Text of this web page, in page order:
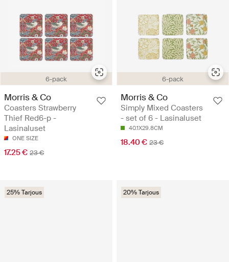
6-pack
Morris & Co
Coasters Strawberry
Thief Red6-p -
Lasinaluset
ONE SIZE
17.25 € 23 €
6-pack
Morris & Co
Simply Mixed Coasters
- set of 6 - Lasinaluset
40.1X29.8CM
18.40 € 23 €
25% Tarjous 20% Tarjous